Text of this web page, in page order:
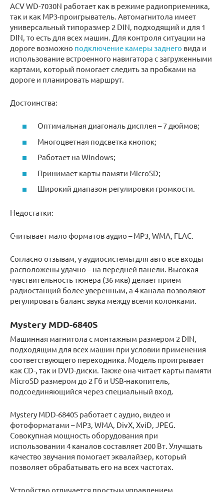
ACV WD-7030N работает как в режиме радиоприемника,
так и как MP3-проигрыватель. Автомагнитола имеет
универсальный типоразмер 2 DIN, подходящий и для 1
DIN, то есть для всех машин. Для контроля ситуации на
дороге возможно подключение камеры заднего вида и
использование встроенного навигатора с загруженными
картами, который помогает следить за пробками на
дороге и планировать маршрут.
Достоинства:
Оптимальная диагональ дисплея – 7 дюймов;
Многоцветная подсветка кнопок;
Работает на Windows;
Принимает карты памяти MicroSD;
Широкий диапазон регулировки громкости.
Недостатки:
Считывает мало форматов аудио – MP3, WMA, FLAC.
Согласно отзывам, у аудиосистемы для авто все входы
расположены удачно – на передней панели. Высокая
чувствительность тюнера (36 мкв) делает прием
радиостанций более уверенным, а 4 канала позволяют
регулировать баланс звука между всеми колонками.
Mystery MDD-6840S
Машинная магнитола с монтажным размером 2 DIN,
подходящим для всех машин при условии применения
соответствующего переходника. Модель проигрывает
как CD-, так и DVD-диски. Также она читает карты памяти
MicroSD размером до 2 Гб и USB-накопитель,
подсоединяющийся через специальный вход.
Mystery MDD-6840S работает с аудио, видео и
фотоформатами – MP3, WMA, DivX, XviD, JPEG.
Совокупная мощность оборудования при
использовании 4 каналов составляет 200 Вт. Улучшать
качество звучания помогает эквалайзер, который
позволяет обрабатывать его на всех частотах.
Устройство отличается простым управлением,